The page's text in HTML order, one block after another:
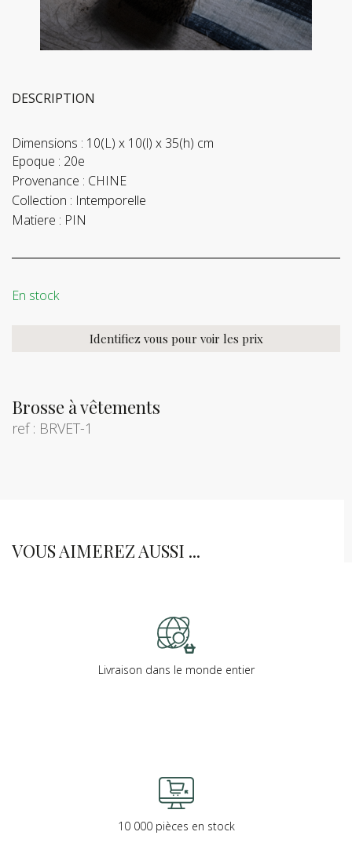
Brosse à vêtements
ref : BRVET-1
DESCRIPTION
Dimensions : 10(L) x 10(l) x 35(h) cm
Epoque : 20e
Provenance : CHINE
Collection : Intemporelle
Matiere : PIN
En stock
Identifiez vous pour voir les prix
VOUS AIMEREZ AUSSI ...
Livraison dans le monde entier
10 000 pièces en stock